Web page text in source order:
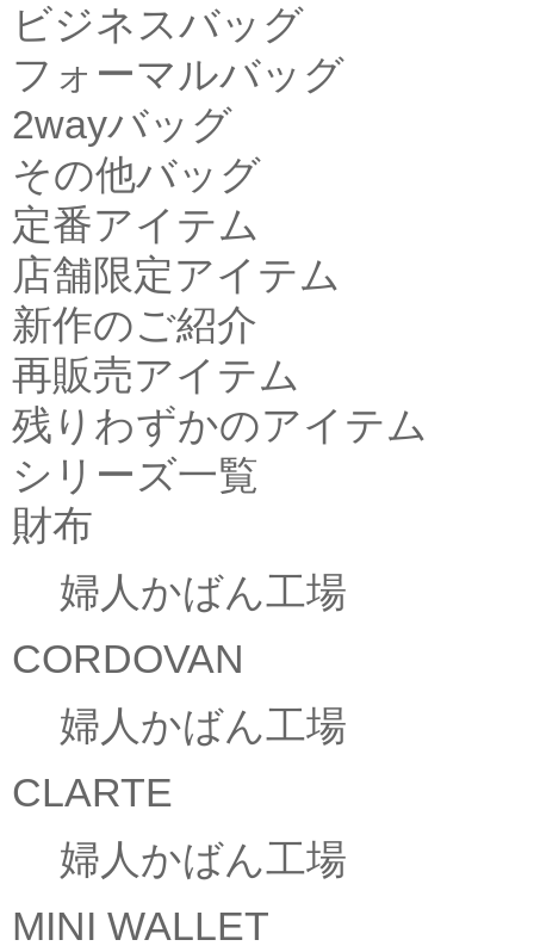
ビジネスバッグ
フォーマルバッグ
2wayバッグ
その他バッグ
定番アイテム
店舗限定アイテム
新作のご紹介
再販売アイテム
残りわずかのアイテム
シリーズ一覧
財布
婦人かばん工場
CORDOVAN
婦人かばん工場
CLARTE
婦人かばん工場
MINI WALLET